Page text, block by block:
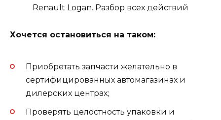
Хочется остановиться на таком:
Приобретать запчасти желательно в
сертифицированных автомагазинах и
дилерских центрах;
Проверять целостность упаковки и